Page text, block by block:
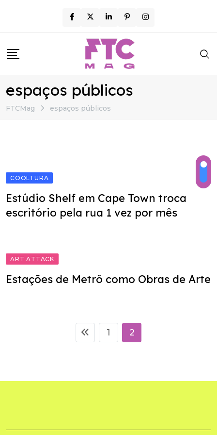
content
espaços públicos
FTCMag espaços públicos
COOLTURA
Estúdio Shelf em Cape Town troca
escritório pela rua 1 vez por mês
ART ATTACK
Estações de Metrô como Obras de Arte
1 2